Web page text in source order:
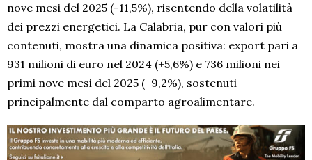
nove mesi del 2025 (-11,5%), risentendo della volatilità
dei prezzi energetici. La Calabria, pur con valori più
contenuti, mostra una dinamica positiva: export pari a
931 milioni di euro nel 2024 (+5,6%) e 736 milioni nei
primi nove mesi del 2025 (+9,2%), sostenuti
principalmente dal comparto agroalimentare.